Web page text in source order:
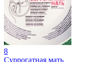
8
Суррогатная мать